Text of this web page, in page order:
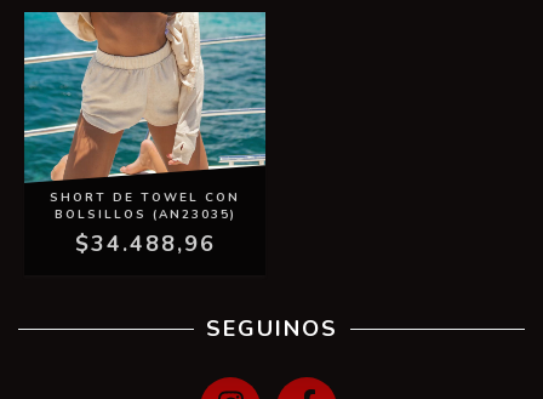
SHORT DE TOWEL CON
BOLSILLOS (AN23035)
$34.488,96
SEGUINOS